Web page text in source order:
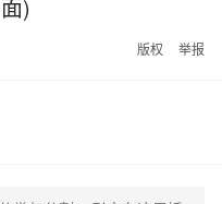
)
版权 举报